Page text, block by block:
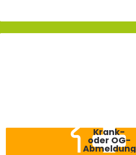
Krank-
oder OG-
Ab­meldung